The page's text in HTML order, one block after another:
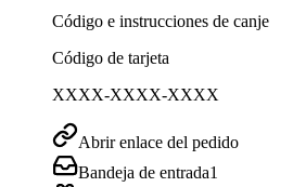
Código e instrucciones de canje
Código de tarjeta
XXXX-XXXX-XXXX
Abrir enlace del pedido
Bandeja de entrada1